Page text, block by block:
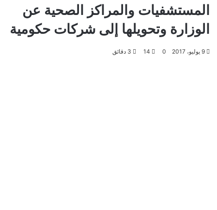
المستشفيات والمراكز الصحية عن
الوزارة وتحويلها إلى شركات حكومية
9 يوليو، 2017 0
14